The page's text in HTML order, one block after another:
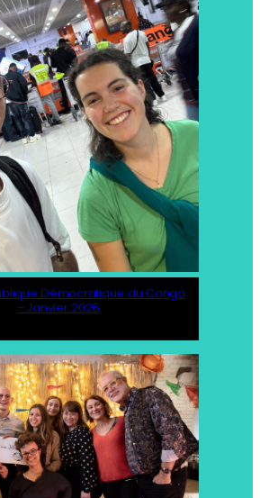
Démocratique du Congo
– Janvier 2026